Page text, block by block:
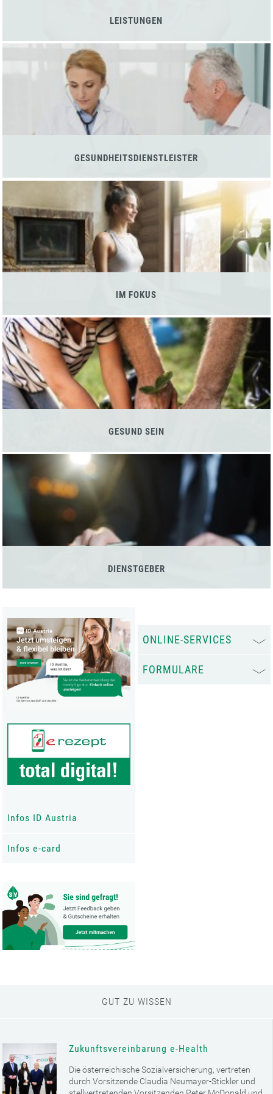
LEISTUNGEN
GESUNDHEITSDIENSTLEISTER
IM FOKUS
GESUND SEIN
DIENSTGEBER
Infos ID Austria
Infos e-card
ONLINE-SERVICES
FORMULARE
GUT ZU WISSEN
Zukunftsvereinbarung e-Health
Die österreichische Sozialversicherung, vertreten
durch Vorsitzende Claudia Neumayer-Stickler und